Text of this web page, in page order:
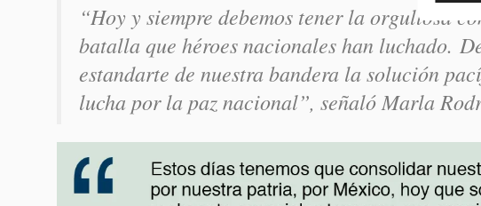
“Hoy y siempre debemos tener la orgullosa
batalla que héroes nacionales han luchado.
estandarte de nuestra bandera la solución
lucha por la paz nacional”, señaló Marla